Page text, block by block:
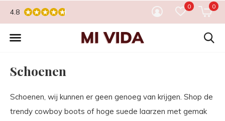
0 0
4.8
Schoenen
Schoenen, wij kunnen er geen genoeg van krijgen. Shop de
trendy cowboy boots of hoge suede laarzen met gemak